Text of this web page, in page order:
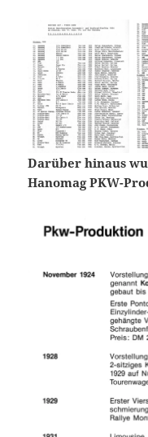
Darüber hinaus
Hanomag PKW-